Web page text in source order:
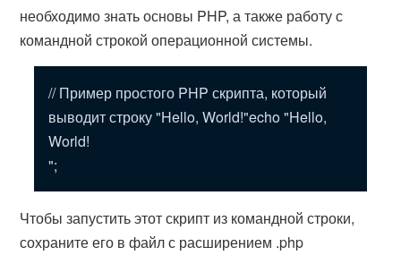
необходимо знать основы PHP, а также работу с
командной строкой операционной системы.
// Пример простого PHP скрипта, который
выводит строку "Hello, World!"echo "Hello,
World!
";
Чтобы запустить этот скрипт из командной строки,
сохраните его в файл с расширением .php